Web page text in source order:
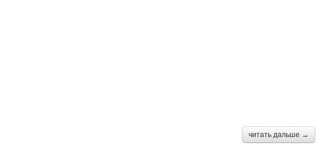
читать дальше →